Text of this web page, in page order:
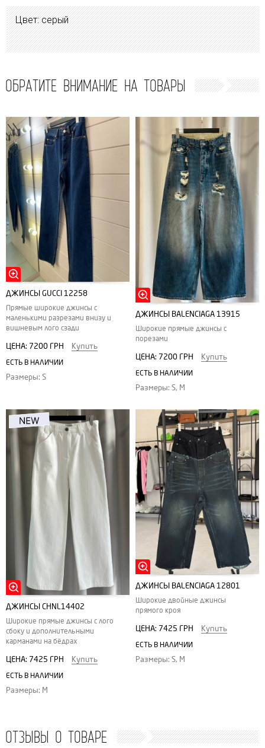
Цвет: серый
ОБРАТИТЕ ВНИМАНИЕ НА ТОВАРЫ
ДЖИНСЫ GUCCI 12258
Прямые широкие джинсы с
маленькими разрезами внизу и
вишневым лого сзади
ЦЕНА: 7200 ГРН Купить
ЕСТЬ В НАЛИЧИИ
Размеры: S
ДЖИНСЫ BALENCIAGA 13915
Широкие прямые джинсы с
порезами
ЦЕНА: 7200 ГРН Купить
ЕСТЬ В НАЛИЧИИ
Размеры: S, M
ДЖИНСЫ CHNL14402
Широкие прямые джинсы с лого
сбоку и дополнительными
карманами на бёдрах
ЦЕНА: 7425 ГРН Купить
ЕСТЬ В НАЛИЧИИ
Размеры: M
ДЖИНСЫ BALENCIAGA 12801
Широкие двойные джинсы
прямого кроя
ЦЕНА: 7425 ГРН Купить
ЕСТЬ В НАЛИЧИИ
Размеры: S, M
ОТЗЫВЫ О ТОВАРЕ